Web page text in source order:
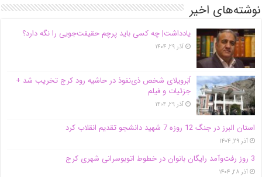
نوشته‌های اخیر
یادداشت| ‌چه کسی باید پرچم حقیقت‌جویی را نگه دارد؟
آذر ۲۹, ۱۴۰۴
اَبَر‌ویلای شخص ذی‌نفوذ در حاشیه‌ رود کرج تخریب شد +
جزئیات و فیلم
آذر ۲۹, ۱۴۰۴
استان البرز در جنگ 12 روزه 7 شهید دانشجو تقدیم انقلاب کرد
آذر ۲۹, ۱۴۰۴
3 روز رفت‌وآمد رایگان بانوان در خطوط اتوبوسرانی شهری کرج
آذر ۲۸, ۱۴۰۴